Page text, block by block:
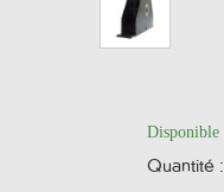
Disponible
quantité :